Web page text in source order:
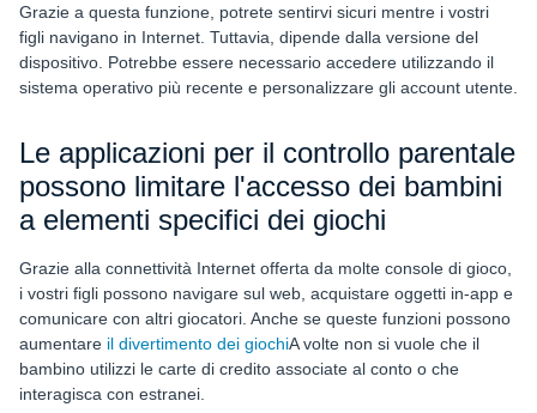
Grazie a questa funzione, potrete sentirvi sicuri mentre i vostri
figli navigano in Internet. Tuttavia, dipende dalla versione del
dispositivo. Potrebbe essere necessario accedere utilizzando il
sistema operativo più recente e personalizzare gli account utente.
Le applicazioni per il controllo parentale
possono limitare l'accesso dei bambini
a elementi specifici dei giochi
Grazie alla connettività Internet offerta da molte console di gioco,
i vostri figli possono navigare sul web, acquistare oggetti in-app e
comunicare con altri giocatori. Anche se queste funzioni possono
aumentare il divertimento dei giochiA volte non si vuole che il
bambino utilizzi le carte di credito associate al conto o che
interagisca con estranei.